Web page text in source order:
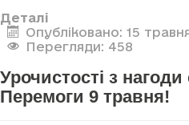
Деталі
Опубліковано: 15
Перегляди: 458
Урочистості з
Перемоги 9 травня!